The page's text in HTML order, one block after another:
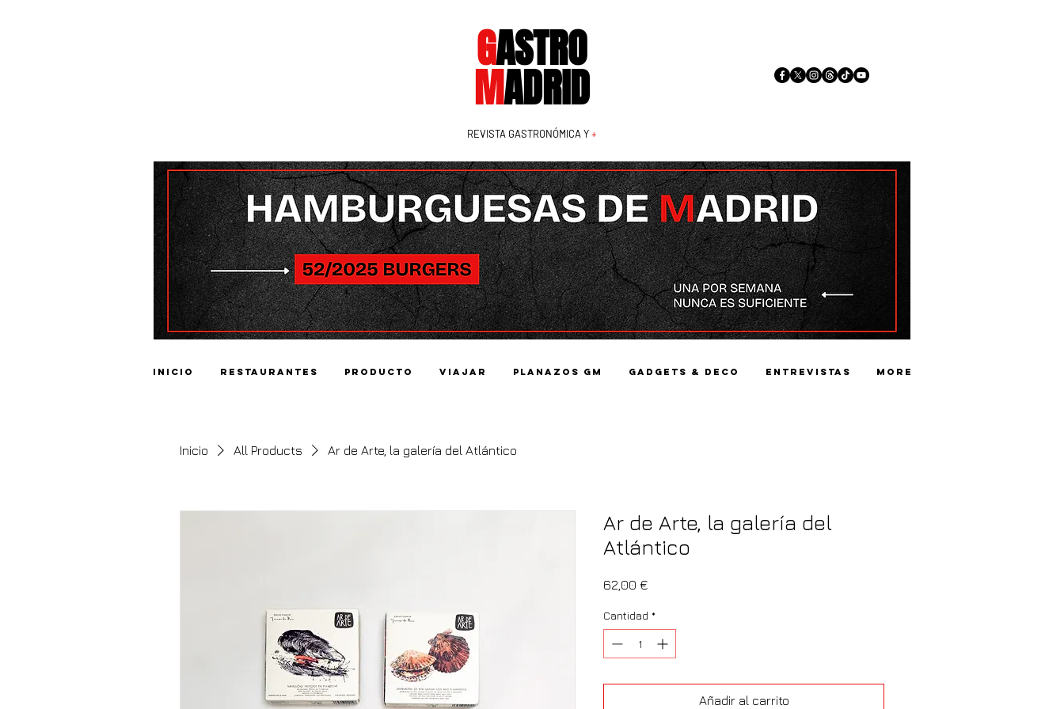
GASTRO
MADRID
REVISTA GASTRONÓMICA Y+
Inicio Restaurantes Producto Viajar Planazos GM Gadgets & Deco Entrevistas More
Inicio All Products Ar de Arte, la galería del Atlántico
Ar de Arte, la galería del
Atlántico
62,00 €
Cantidad *
Añadir al carrito